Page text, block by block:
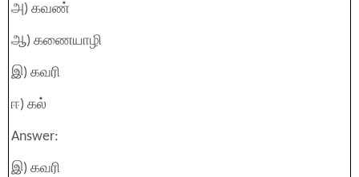
அ) கவண்
ஆ) கணையாழி
இ) கவரி
ஈ) கல்
Answer:
இ) கவரி